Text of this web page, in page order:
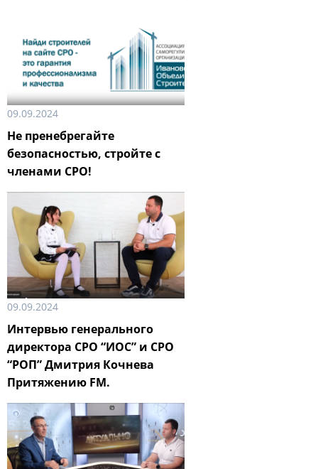
09.09.2024
Не пренебрегайте
безопасностью, стройте с
членами СРО!
09.09.2024
Интервью генерального
директора СРО “ИОС” и СРО
“РОП” Дмитрия Кочнева
Притяжению FM.